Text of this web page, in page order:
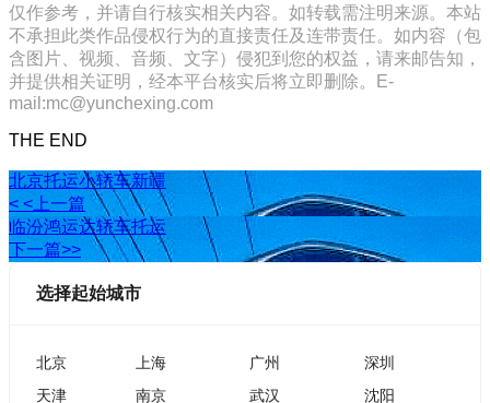
仅作参考，并请自行核实相关内容。如转载需注明来源。本站
不承担此类作品侵权行为的直接责任及连带责任。如内容（包
含图片、视频、音频、文字）侵犯到您的权益，请来邮告知，
并提供相关证明，经本平台核实后将立即删除。E-
mail:mc@yunchexing.com
THE END
北京托运小轿车新疆
< <上一篇
临汾鸿运达轿车托运
下一篇>>
选择起始城市
北京 上海 广州
深圳
天津
南京 武汉
沈阳